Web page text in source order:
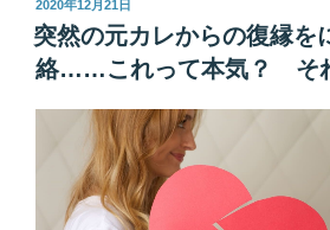
っ
て
く
れ
投
稿
日:
2020年12月21日
突然の元カレからの復縁を
絡……これって本気？ そ